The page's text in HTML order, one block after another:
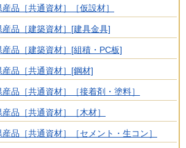
品［共通資材］［仮設材］
品［建築資材］[建具金具]
品［建築資材］[組積・PC板]
品［共通資材］[鋼材]
品［共通資材］［接着剤・塗料］
品［共通資材］［木材］
品［共通資材］［セメント・生コン］